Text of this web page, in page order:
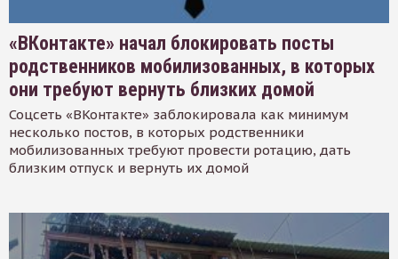
«ВКонтакте» начал блокировать посты
родственников мобилизованных, в которых
они требуют вернуть близких домой
Соцсеть «ВКонтакте» заблокировала как минимум
несколько постов, в которых родственники
мобилизованных требуют провести ротацию, дать
близким отпуск и вернуть их домой